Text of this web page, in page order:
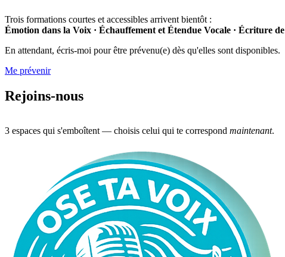
Trois formations courtes et accessibles arrivent bientôt :
Émotion dans la Voix · Échauffement et Étendue Vocale · Écriture
En attendant, écris-moi pour être prévenu(e) dès qu'elles sont disponibles.
Me prévenir
Rejoins-nous
3 espaces qui s'emboîtent — choisis celui qui te correspond maintenant.